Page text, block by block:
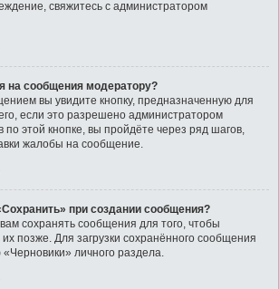
свяжитесь с администратором
на сообщения модератору?
вы увидите кнопку, предназначенную для
если это разрешено администратором
этой кнопке, вы пройдёте через ряд шагов,
жалобы на сообщение.
при создании сообщения?
сохранять сообщения для того, чтобы
их позже. Для загрузки сохранённого сообщения
личного раздела.